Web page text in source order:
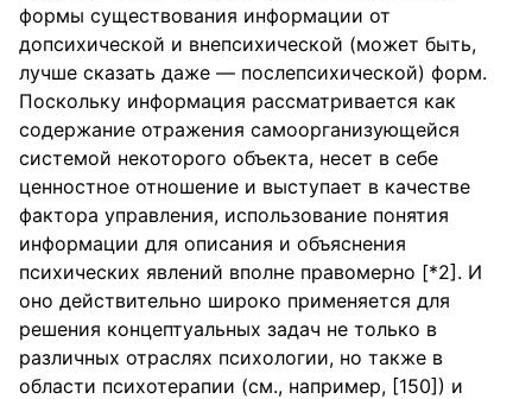
формы существования информации от
допсихической и внепсихической (может быть,
лучше сказать даже — послепсихической) форм.
Поскольку информация рассматривается как
содержание отражения самоорганизующейся
системой некоторого объекта, несет в себе
ценностное отношение и выступает в качестве
фактора управления, использование понятия
информации для описания и объяснения
психических явлений вполне правомерно [*2]. И
оно действительно широко применяется для
решения концептуальных задач не только в
различных отраслях психологии, но также в
области психотерапии (см., например, [150]) и